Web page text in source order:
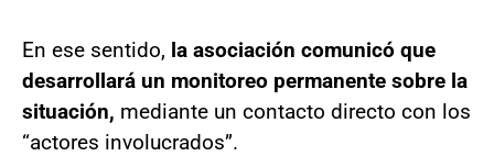
En ese sentido, la asociación comunicó que
desarrollará un monitoreo permanente sobre la
situación, mediante un contacto directo con los
“actores involucrados”.